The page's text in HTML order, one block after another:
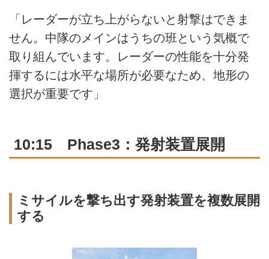
「レーダーが立ち上がらないと射撃はできま
せん。中隊のメインはうちの班という気概で
取り組んでいます。レーダーの性能を十分発
揮するには水平な場所が必要なため、地形の
選択が重要です」
10:15 Phase3：発射装置展開
ミサイルを撃ち出す発射装置を複数展開
する